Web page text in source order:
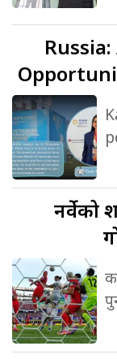
Russia:
नर्वेको